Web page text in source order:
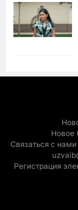
Новое
Связаться с
Регистрация